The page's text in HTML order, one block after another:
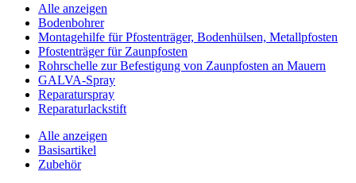
Alle anzeigen
Bodenbohrer
Montagehilfe für Pfostenträger, Bodenhülsen, Metallpfosten
Pfostenträger für Zaunpfosten
Rohrschelle zur Befestigung von Zaunpfosten an Mauern
GALVA-Spray
Reparaturspray
Reparaturlackstift
Alle anzeigen
Basisartikel
Zubehör